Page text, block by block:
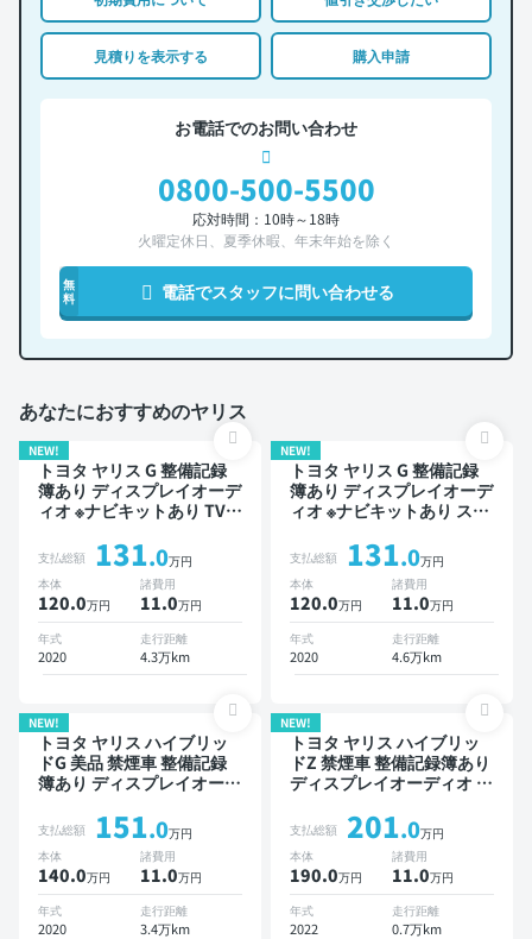
見積りを表示する 購入申請
お電話でのお問い合わせ
0800-500-5500
応対時間：10時～18時
火曜定休日、夏季休暇、年末年始を除く
無
料
電話でスタッフに問い合わせる
あなたにおすすめのヤリス
NEW!
トヨタ ヤリス G 整備記録
簿あり ディスプレイオーデ
ィオ ※ナビキットあり TV
支払総額 131.0万円
本体
120.0万円
諸費用
11.0万円
年式
2020
走行距離
4.3万km
NEW!
トヨタ ヤリス G 整備記録
簿あり ディスプレイオーデ
ィオ ※ナビキットあり スマ
ター ドライブレコーダー
衝突軽減
支払総額 131.0万円
本体
120.0万円
諸費用
11.0万円
年式
2020
走行距離
4.6万km
NEW!
トヨタ ヤリス ハイブリッ
ドG 美品 禁煙車 整備記録
簿あり ディスプレイオーデ
トクルーズ スマートキー
ETC バックモニター ドラ
イブレコーダー 衝突軽減
支払総額 151.0万円
本体
140.0万円
諸費用
11.0万円
年式
2020
走行距離
3.4万km
NEW!
トヨタ ヤリス ハイブリッ
ドZ 禁煙車 整備記録簿あり
ディスプレイオーディオ ※
スポットモニター オートク
ルーズ スマートキー ETC
バックモニター 全方位カメ
ラ 衝突軽減
支払総額 201.0万円
本体
190.0万円
諸費用
11.0万円
年式
2022
走行距離
0.7万km